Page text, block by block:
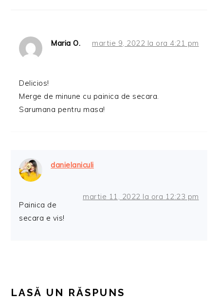
Maria O. martie 9, 2022 la ora 4:21 pm
Delicios!
Merge de minune cu painica de secara.
Sarumana pentru masa!
danielaniculi
martie 11, 2022 la ora 12:23 pm
Painica de
secara e vis!
LASĂ UN RĂSPUNS